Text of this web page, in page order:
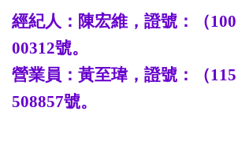
經紀人：陳宏維，證號：（100
00312號。
營業員： 黃至瑋，證號：（115
508857號。